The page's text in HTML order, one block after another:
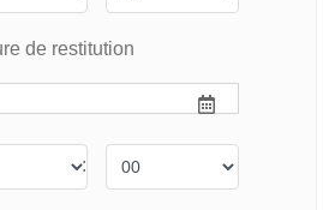
de restitution
: